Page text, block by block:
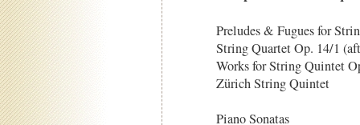
Preludes & Fugues for
String Quartet Op. 14/1
Works for String Quintet
Zürich String Quintet
Piano Sonatas